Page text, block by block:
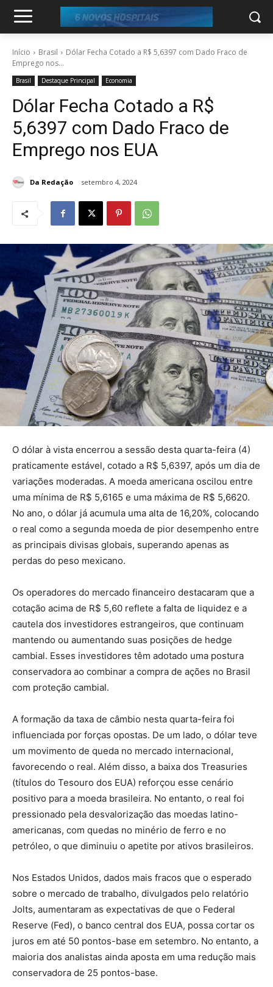
Início Brasil
Dólar Fecha Cotado a R$ 5,6397 com Dado Fraco de
Emprego nos...
Brasil Destaque Principal Economia
Dólar Fecha Cotado a R$
5,6397 com Dado Fraco de
Emprego nos EUA
Da Redação setembro 4, 2024
O dólar à vista encerrou a sessão desta quarta-feira (4)
praticamente estável, cotado a R$ 5,6397, após um dia de
variações moderadas. A moeda americana oscilou entre
uma mínima de R$ 5,6165 e uma máxima de R$ 5,6620.
No ano, o dólar já acumula uma alta de 16,20%, colocando
o real como a segunda moeda de pior desempenho entre
as principais divisas globais, superando apenas as
perdas do peso mexicano.
Os operadores do mercado financeiro destacaram que a
cotação acima de R$ 5,60 reflete a falta de liquidez e a
cautela dos investidores estrangeiros, que continuam
mantendo ou aumentando suas posições de hedge
cambial. Esses investidores têm adotado uma postura
conservadora ao combinar a compra de ações no Brasil
com proteção cambial.
A formação da taxa de câmbio nesta quarta-feira foi
influenciada por forças opostas. De um lado, o dólar teve
um movimento de queda no mercado internacional,
favorecendo o real. Além disso, a baixa dos Treasuries
(títulos do Tesouro dos EUA) reforçou esse cenário
positivo para a moeda brasileira. No entanto, o real foi
pressionado pela desvalorização das moedas latino-
americanas, com quedas no minério de ferro e no
petróleo, o que diminuiu o apetite por ativos brasileiros.
Nos Estados Unidos, dados mais fracos que o esperado
sobre o mercado de trabalho, divulgados pelo relatório
Jolts, aumentaram as expectativas de que o Federal
Reserve (Fed), o banco central dos EUA, possa cortar os
juros em até 50 pontos-base em setembro. No entanto, a
maioria dos analistas ainda aposta em uma redução mais
conservadora de 25 pontos-base.